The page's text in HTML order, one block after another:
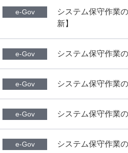
e-Gov
システム保守作業
新】
e-Gov システム保守作業
e-Gov システム保守作業
e-Gov システム保守作業
e-Gov システム保守作業